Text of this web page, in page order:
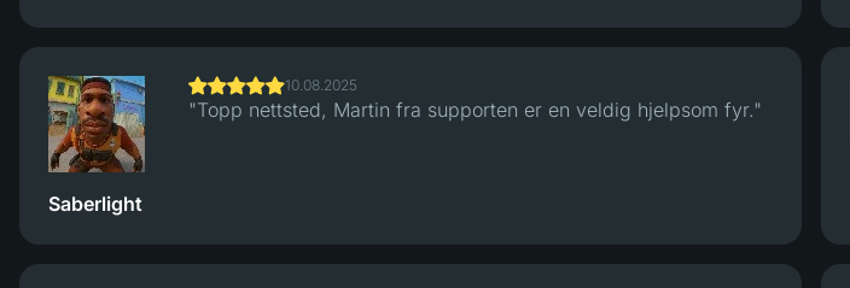
Saberlight
10.08.2025
"Topp nettsted, Martin fra supporten er en veldig hjelpsom fyr."